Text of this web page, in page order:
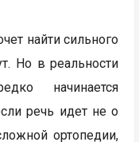
найти сильного
Но в реальности
начинается
речь идет не о
ортопедии,